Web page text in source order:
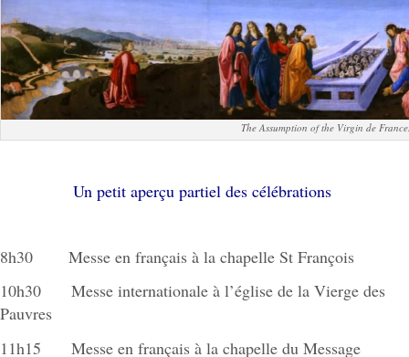
The Assumption of the Virgin de
Un petit aperçu partiel des célébrations
8h30 Messe en français à la chapelle St François
10h30 Messe internationale à l’église de la Vierge des
Pauvres
11h15 Messe en français à la chapelle du Message